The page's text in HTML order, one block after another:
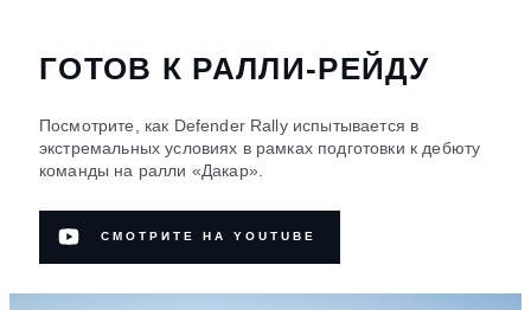
ГОТОВ К РАЛЛИ-РЕЙДУ
Посмотрите, как Defender Rally испытывается в
экстремальных условиях в рамках подготовки к дебюту
команды на ралли «Дакар».
СМОТРИТЕ НА YOUTUBE